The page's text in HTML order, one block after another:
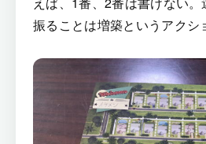
振ることは増築というアクシ